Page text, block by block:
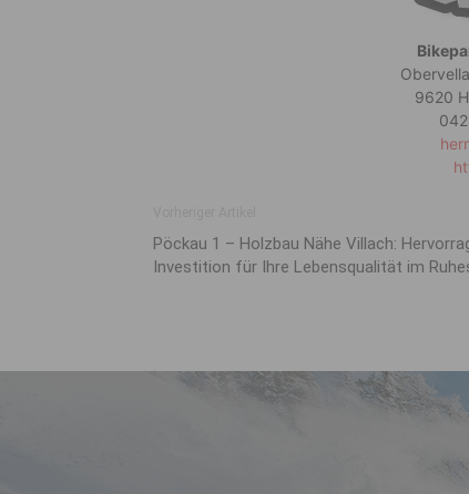
9620
Pöckau 1 – Holzbau Nähe Villach:
Investition für Ihre Lebensqualität im